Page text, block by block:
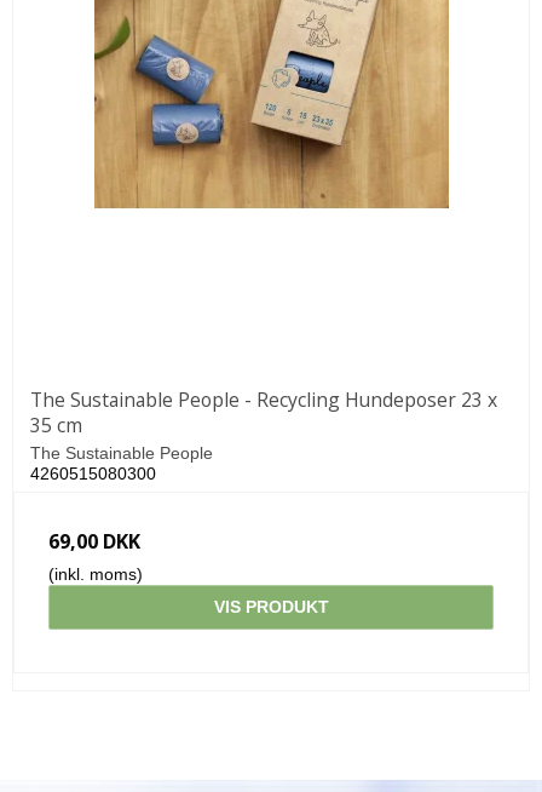
The Sustainable People - Recycling Hundeposer 23 x
35 cm
The Sustainable People
4260515080300
69,00 DKK
(inkl. moms)
VIS PRODUKT